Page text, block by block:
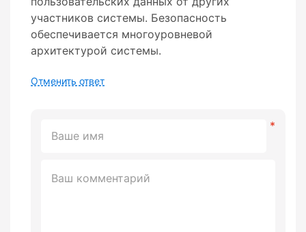
участников системы. Безопасность
обеспечивается многоуровневой
архитектурой системы.
Отменить ответ